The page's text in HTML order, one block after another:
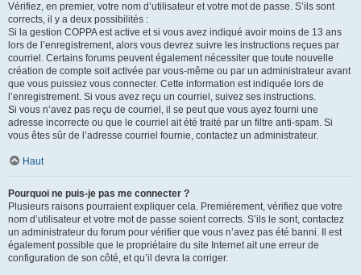
Vérifiez, en premier, votre nom d’utilisateur et votre mot de passe. S’ils sont
corrects, il y a deux possibilités :
Si la gestion COPPA est active et si vous avez indiqué avoir moins de 13 ans
lors de l’enregistrement, alors vous devrez suivre les instructions reçues par
courriel. Certains forums peuvent également nécessiter que toute nouvelle
création de compte soit activée par vous-même ou par un administrateur avant
que vous puissiez vous connecter. Cette information est indiquée lors de
l’enregistrement. Si vous avez reçu un courriel, suivez ses instructions.
Si vous n’avez pas reçu de courriel, il se peut que vous ayez fourni une
adresse incorrecte ou que le courriel ait été traité par un filtre anti-spam. Si
vous êtes sûr de l’adresse courriel fournie, contactez un administrateur.
Haut
Pourquoi ne puis-je pas me connecter ?
Plusieurs raisons pourraient expliquer cela. Premièrement, vérifiez que votre
nom d’utilisateur et votre mot de passe soient corrects. S’ils le sont, contactez
un administrateur du forum pour vérifier que vous n’avez pas été banni. Il est
également possible que le propriétaire du site Internet ait une erreur de
configuration de son côté, et qu’il devra la corriger.